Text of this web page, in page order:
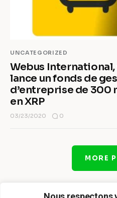
UNCATEGORIZED
Webus
lance un fonds de
d’entreprise de 300
en XRP
03/23/2020 0
MORE